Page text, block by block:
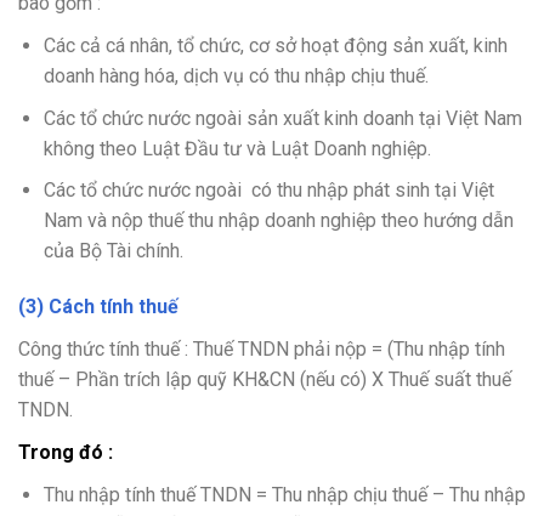
Các cả cá nhân, tổ chức, cơ sở hoạt động sản xuất, kinh
doanh hàng hóa, dịch vụ có thu nhập chịu thuế.
Các tổ chức nước ngoài sản xuất kinh doanh tại Việt Nam
không theo Luật Đầu tư và Luật Doanh nghiệp.
Các tổ chức nước ngoài có thu nhập phát sinh tại Việt
Nam và nộp thuế thu nhập doanh nghiệp theo hướng dẫn
của Bộ Tài chính.
(3) Cách tính thuế
Công thức tính thuế : Thuế TNDN phải nộp = (Thu nhập tính
thuế – Phần trích lập quỹ KH&CN (nếu có) X Thuế suất thuế
TNDN.
Trong đó :
Thu nhập tính thuế TNDN = Thu nhập chịu thuế – Thu nhập